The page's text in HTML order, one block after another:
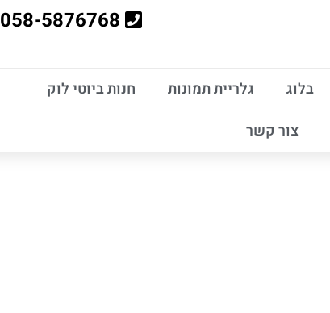
058-5876768
בלוג גלריית תמונות
חנות ביוטי לוק
צור קשר